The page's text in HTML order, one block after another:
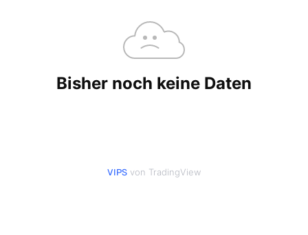
VIPS von TradingView